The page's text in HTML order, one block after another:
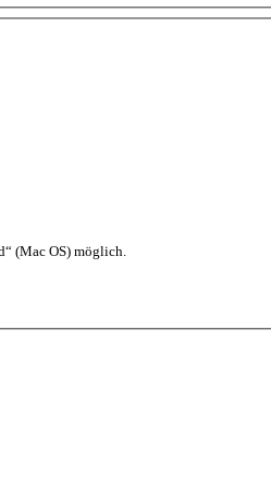
(Mac OS) möglich.